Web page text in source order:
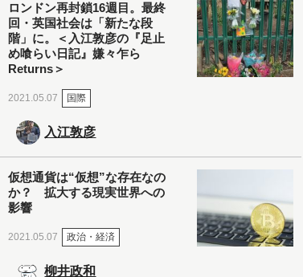
ロンドン再封鎖16週目。最終
回・英国社会は「新たな段
階」に。＜入江敦彦の『足止
め喰らい日記』嫌々乍ら
Returns＞
2021.05.07 国際
入江敦彦
仮想通貨は“仮想”な存在なの
か？ 拡大する現実世界への
影響
2021.05.07 政治・経済
柳井政和